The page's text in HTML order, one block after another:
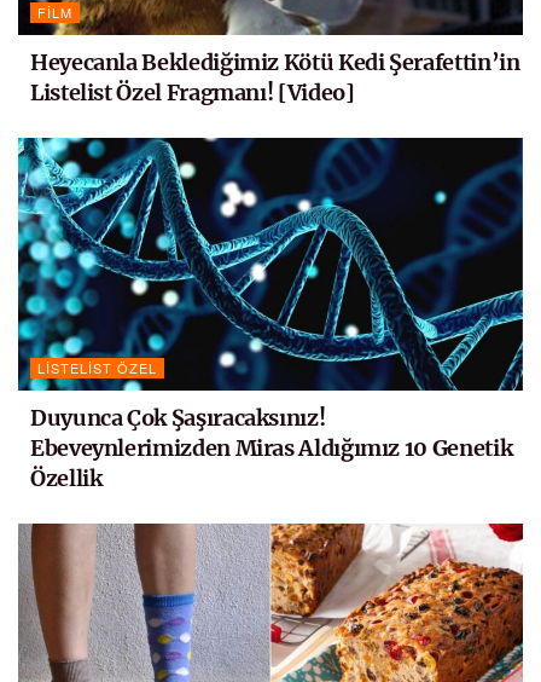
FILM
Heyecanla Beklediğimiz Kötü Kedi Şerafettin’in
Listelist Özel Fragmanı! [Video]
LISTELIST ÖZEL
Duyunca Çok Şaşıracaksınız!
Ebeveynlerimizden Miras Aldığımız 10 Genetik
Özellik